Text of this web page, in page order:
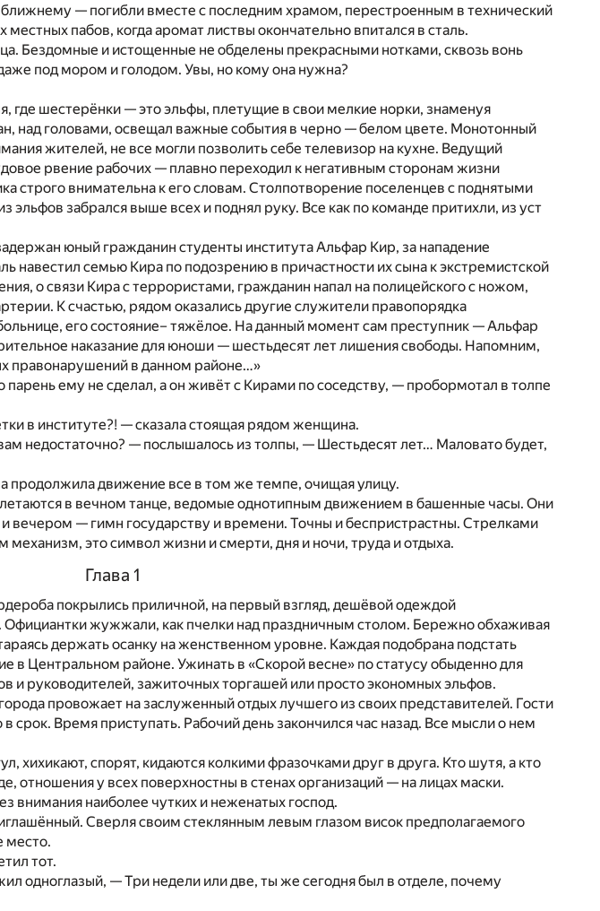
ближнему — погибли вместе с последним храмом, перестроенным в технический
пабов, когда аромат листвы окончательно впитался в сталь.
Бездомные и истощенные не обделены прекрасными нотками, сквозь вонь
под мором и голодом. Увы, но кому она нужна?
где шестерёнки — это эльфы, плетущие в свои мелкие норки, знаменуя
над головами, освещал важные события в черно — белом цвете. Монотонный
жителей, не все могли позволить себе телевизор на кухне. Ведущий
рвение рабочих — плавно переходил к негативным сторонам жизни
строго внимательна к его словам. Столпотворение поселенцев с поднятыми
забрался выше всех и поднял руку. Все как по команде притихли, из уст
юный гражданин студенты института Альфар Кир, за нападение
навестил семью Кира по подозрению в причастности их сына к экстремистской
о связи Кира с террористами, гражданин напал на полицейского с ножом,
К счастью, рядом оказались другие служители правопорядка
его состояние– тяжёлое. На данный момент сам преступник — Альфар
наказание для юноши — шестьдесят лет лишения свободы. Напомним,
правонарушений в данном районе…»
ему не сделал, а он живёт с Кирами по соседству, — пробормотал в толпе
в институте?! — сказала стоящая рядом женщина.
недостаточно? — послышалось из толпы, — Шестьдесят лет… Маловато будет,
продолжила движение все в том же темпе, очищая улицу.
в вечном танце, ведомые однотипным движением в башенные часы. Они
вечером — гимн государству и времени. Точны и беспристрастны. Стрелками
это символ жизни и смерти, дня и ночи, труда и отдыха.
Глава 1
покрылись приличной, на первый взгляд, дешёвой одеждой
жужжали, как пчелки над праздничным столом. Бережно обхаживая
держать осанку на женственном уровне. Каждая подобрана подстать
в Центральном районе. Ужинать в «Скорой весне» по статусу обыденно для
и руководителей, зажиточных торгашей или просто экономных эльфов.
провожает на заслуженный отдых лучшего из своих представителей. Гости
срок. Время приступать. Рабочий день закончился час назад. Все мысли о нем
хихикают, спорят, кидаются колкими фразочками друг в друга. Кто шутя, а кто
отношения у всех поверхностны в стенах организаций — на лицах маски.
внимания наиболее чутких и неженатых господ.
Сверля своим стеклянным левым глазом висок предполагаемого
место.
тот.
одноглазый, — Три недели или две, ты же сегодня был в отделе, почему